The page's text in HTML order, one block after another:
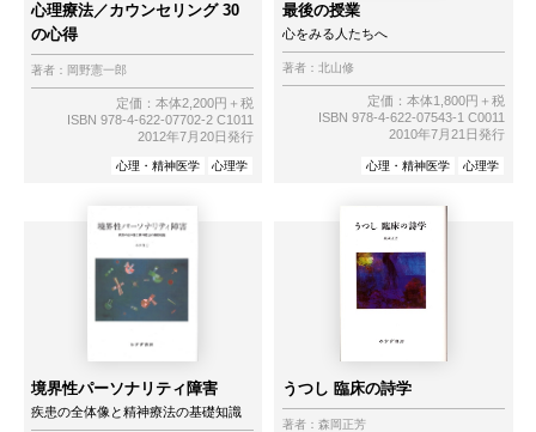
心理療法／カウンセリング 30
の心得
著者： 岡野憲一郎
定価：本体2,200円＋税
ISBN 978-4-622-07702-2 C1011
2012年7月20日発行
心理・精神医学 心理学
最後の授業
心をみる人たちへ
著者： 北山修
定価：本体1,800円＋税
ISBN 978-4-622-07543-1 C0011
2010年7月21日発行
心理・精神医学 心理学
境界性パーソナリティ障害
疾患の全体像と精神療法の基礎知識
うつし 臨床の詩学
著者： 森岡正芳